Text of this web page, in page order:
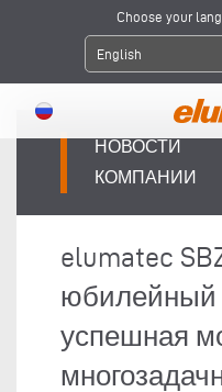
Choose your
English
НОВОСТИ
КОМПАНИИ
elumatec
юбилейный
успешная